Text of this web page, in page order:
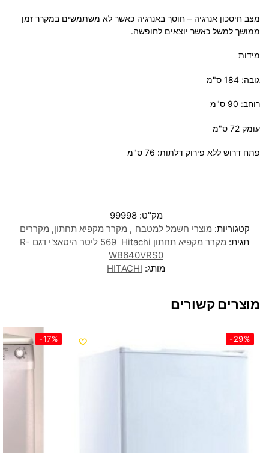
מצב חיסכון אנרגיה – חוסך באנרגיה כאשר לא משתמשים במקרר זמן
ממושך למשל כאשר יוצאים לחופשה.
מידות
גובה: 184 ס"מ
רוחב: 90 ס"מ
עומק 72 ס"מ
פתח דרוש ללא פירוק דלתות: 76 ס"מ
מק"ט:99998
קטגוריות: מוצרי חשמל למטבח , מקרר מקפיא תחתון, מקררים
תגית:
מקרר ‏מקפיא תחתון Hitachi ‏569 ‏ליטר היטאצ'י דגם R-
WB640VRS0
מותג: HITACHI
מוצרים קשורים
-29%
-17%